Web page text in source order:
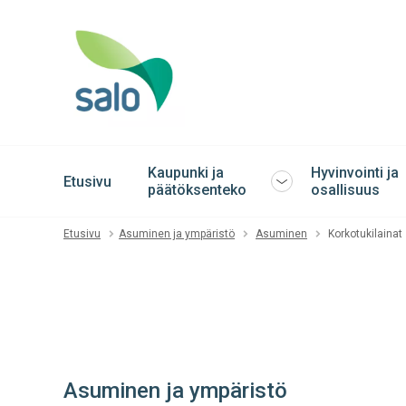
Etusivu
Kaupunki ja
päätöksenteko
Avaa
sulje
Hyvinvointi ja
osallisuus
Etusivu Asuminen ja ympäristö Asuminen Korkotukilainat
Asuminen ja ympäristö